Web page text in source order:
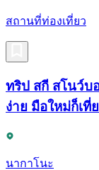
สถานที่ท่องเที่ยว
ทริป สกี สโนว์บ
ง่าย มือใหม่ก็เที่
นากาโนะ